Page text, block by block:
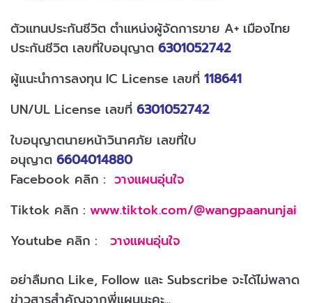
ตัวแทนประกันชีวิต ตำแหน่งผู้จัดการขาย A+ เมืองไทย
ประกันชีวิต เลขที่ใบอนุญาต 6301052742
ผู้แนะนำการลงทุน IC License เลขที่ 118641
UN/UL License เลขที่ 6301052742
ใบอนุญาตนายหน้าวินาศภัย เลขที่ใบ
อนุญาต 6604014880
Facebook คลิก : วางแผนอุ่นใจ
Tiktok คลิก : www.tiktok.com/@wangpaanunjai
Youtube คลิก : วางแผนอุ่นใจ
อย่าลืมกด Like, Follow และ Subscribe จะได้ไม่พลาด